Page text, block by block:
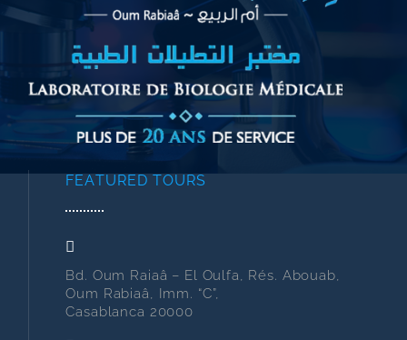
FEATURED TOURS
Bd. Oum Raiaâ – El Oulfa, Rés. Abouab,
Oum Rabiaâ, Imm. “C”,
Casablanca 20000